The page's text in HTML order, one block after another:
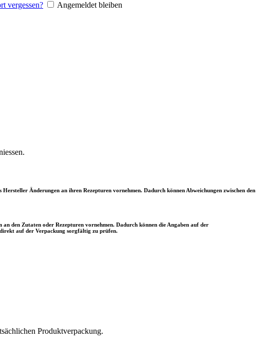
vergessen? Angemeldet bleiben
Änderungen an ihren Rezepturen vornehmen. Dadurch können Abweichungen zwischen den
den Zutaten oder Rezepturen vornehmen. Dadurch können die Angaben auf der
auf der Verpackung sorgfältig zu prüfen.
Produktverpackung.